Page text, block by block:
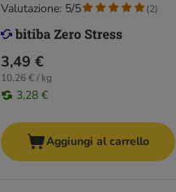
3,49 €
10,26 € / kg
3,28 €
Valutazione: 5/5 (2)
Aggiungi al carrello